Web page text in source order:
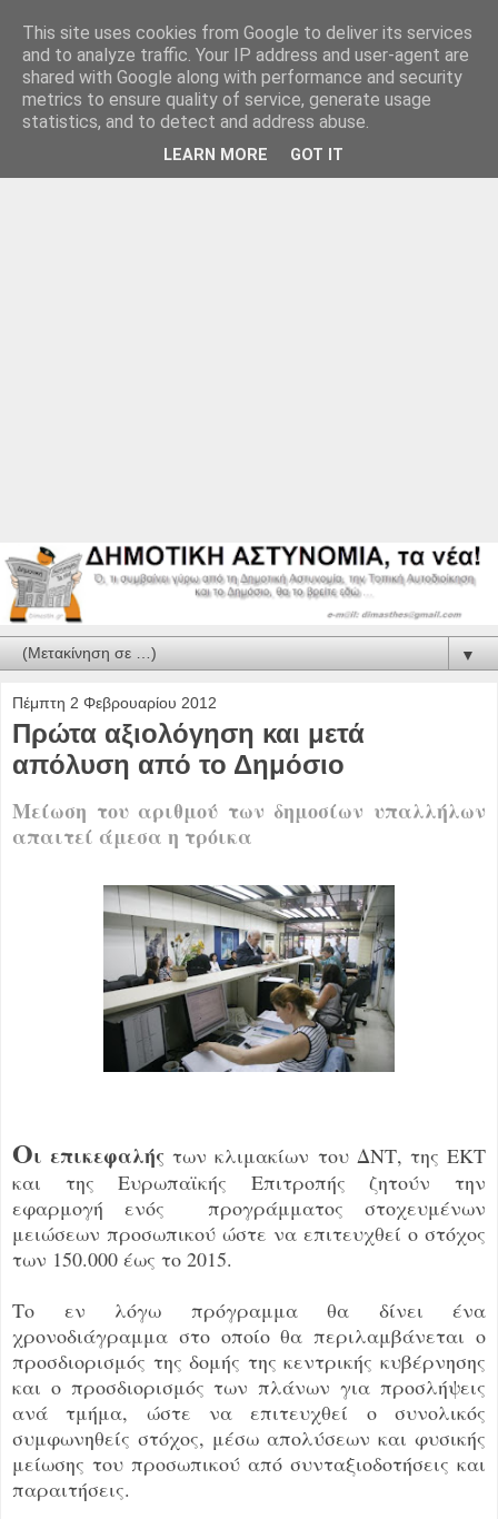
▼
Πέμπτη 2 Φεβρουαρίου 2012
Πρώτα αξιολόγηση και μετά
απόλυση από το Δημόσιο
Μείωση του αριθμού των δημοσίων υπαλλήλων
απαιτεί άμεσα η τρόικα
Οι επικεφαλής των κλιμακίων του ΔΝΤ, της ΕΚΤ
και της Ευρωπαϊκής Επιτροπής ζητούν την
εφαρμογή ενός προγράμματος στοχευμένων
μειώσεων προσωπικού ώστε να επιτευχθεί ο στόχος
των 150.000 έως το 2015.
Το εν λόγω πρόγραμμα θα δίνει ένα
χρονοδιάγραμμα στο οποίο θα περιλαμβάνεται ο
προσδιορισμός της δομής της κεντρικής κυβέρνησης
και ο προσδιορισμός των πλάνων για προσλήψεις
ανά τμήμα, ώστε να επιτευχθεί ο συνολικός
συμφωνηθείς στόχος, μέσω απολύσεων και φυσικής
μείωσης του προσωπικού από συνταξιοδοτήσεις και
παραιτήσεις.
This site uses cookies from Google to deliver its services
and to analyze traffic. Your IP address and user-agent are
shared with Google along with performance and security
metrics to ensure quality of service, generate usage
statistics, and to detect and address abuse.
LEARN MORE GOT IT